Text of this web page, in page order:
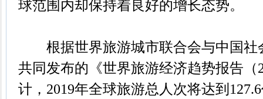
球范围内却保持着良好的增长态势。
根据世界旅游城市联合会与中国社
共同发布的《世界旅游经济趋势报告（
计，2019年全球旅游总人次将达到